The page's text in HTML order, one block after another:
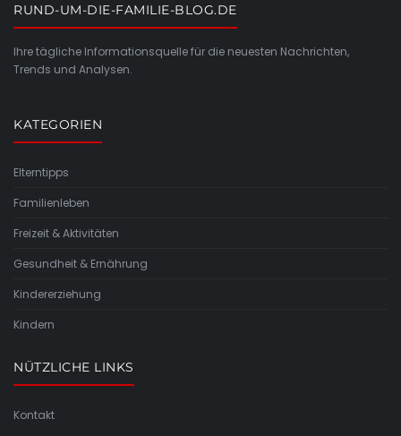
RUND-UM-DIE-FAMILIE-BLOG.DE
Ihre tägliche Informationsquelle für die neuesten Nachrichten,
Trends und Analysen.
KATEGORIEN
Elterntipps
Familienleben
Freizeit & Aktivitäten
Gesundheit & Ernährung
Kindererziehung
Kindern
NÜTZLICHE LINKS
Kontakt